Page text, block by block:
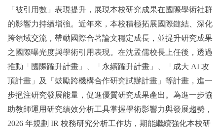
「被引用數」表現提升，展現本校研究成果在國際學術社群
的影響力持續增強。近年來，本校積極拓展國際鏈結、深化
跨領域交流，帶動國際合著論文穩定成長，並提升研究成果
之國際曝光度與學術引用表現。在沈孟儒校長上任後，透過
推動「國際躍升計畫」、「永續躍升計畫」、「成大 AI 攻
頂計畫」及「鼓勵跨機構合作研究試辦計畫」等計畫，進一
步挹注研究發展能量，促進優質研究成果產出。為進一步協
助教師運用研究績效分析工具掌握學術影響力與發展趨勢，
2026 年規劃 IR 校務研究分析工作坊，期能繼續強化本校研